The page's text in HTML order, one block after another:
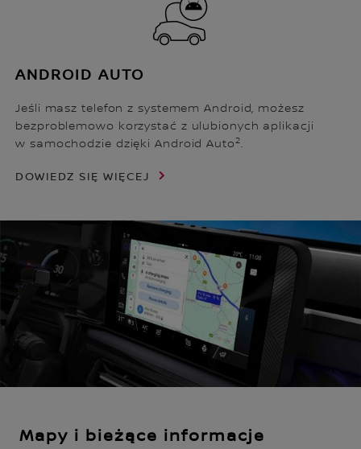
ANDROID AUTO
Jeśli masz telefon z systemem Android, możesz
bezproblemowo korzystać z ulubionych aplikacji
w samochodzie dzięki Android Auto2.
DOWIEDZ SIĘ WIĘCEJ
Mapy i bieżące informacje